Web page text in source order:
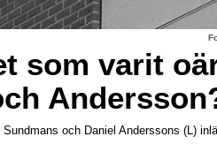
som varit
och Daniel Anderssons (L)